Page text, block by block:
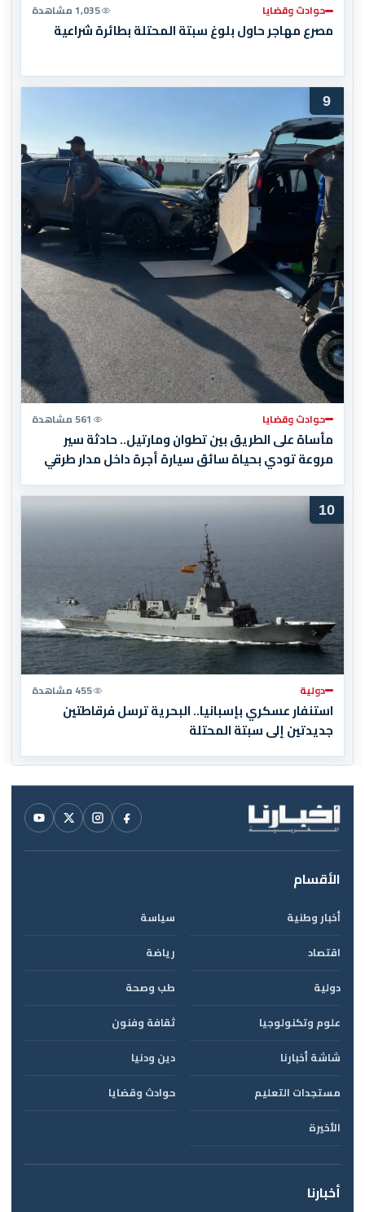
حوادث وقضايا 1,035 مشاهدة
مصرع مهاجر حاول بلوغ سبتة المحتلة بطائرة شراعية
9
حوادث وقضايا 561 مشاهدة
مأساة على الطريق بين تطوان ومارتيل.. حادثة سير
مروعة تودي بحياة سائق سيارة أجرة داخل مدار طرقي
10
دولية 455 مشاهدة
استنفار عسكري بإسبانيا.. البحرية ترسل فرقاطتين
جديدتين إلى سبتة المحتلة
الأقسام
أخبار وطنية
سياسة
اقتصاد
رياضة
دولية
طب وصحة
علوم وتكنولوجيا
ثقافة وفنون
شاشة أخبارنا
دين ودنيا
مستجدات التعليم
حوادث وقضايا
الأخيرة
أخبارنا